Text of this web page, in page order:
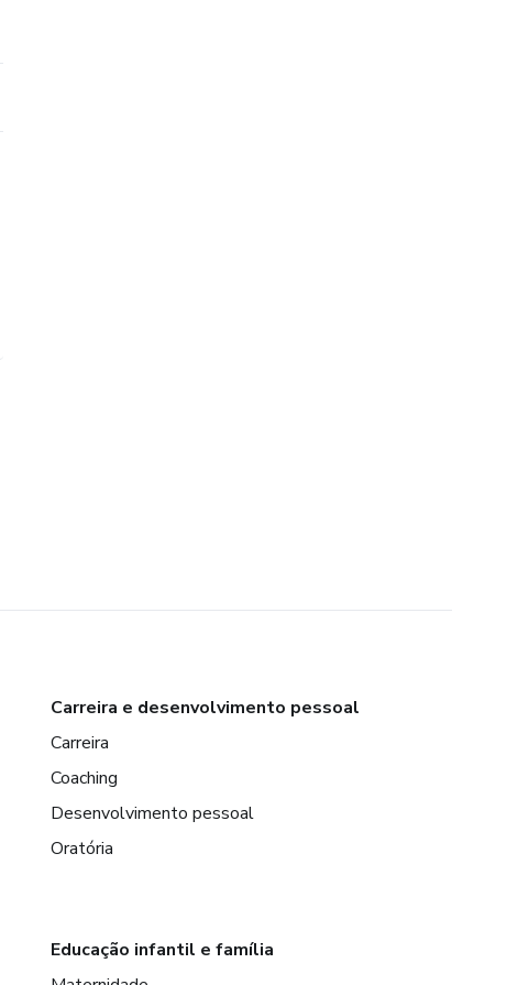
Carreira e desenvolvimento pessoal
Carreira
Coaching
Desenvolvimento pessoal
Oratória
Educação infantil e família